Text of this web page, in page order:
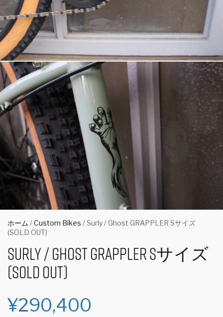
ホーム /Custom Bikes / Surly / Ghost GRAPPLER Sサイズ
(SOLD OUT)
Surly / Ghost GRAPPLER Sサイズ
(SOLD OUT)
¥290,400